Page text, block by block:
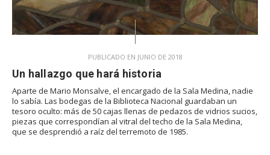
PUBLICADO EN JUNIO DE 2018
Un hallazgo que hará historia
Aparte de Mario Monsalve, el encargado de la Sala Medina, nadie
lo sabía. Las bodegas de la Biblioteca Nacional guardaban un
tesoro oculto: más de 50 cajas llenas de pedazos de vidrios sucios,
piezas que correspondían al vitral del techo de la Sala Medina,
que se desprendió a raíz del terremoto de 1985.